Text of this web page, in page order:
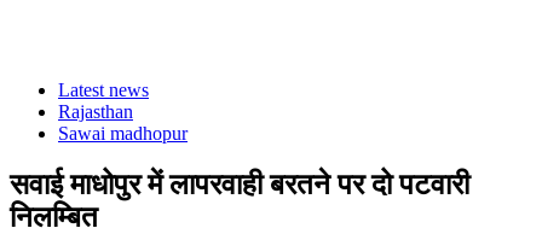
Latest news
Rajasthan
Sawai madhopur
सवाई माधोपुर में लापरवाही बरतने पर दो पटवारी
निलम्बित